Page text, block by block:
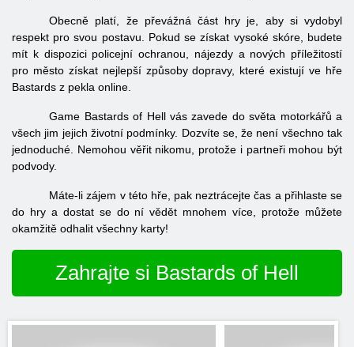
Obecně platí, že převážná část hry je, aby si vydobyl
respekt pro svou postavu. Pokud se získat vysoké skóre, budete
mít k dispozici policejní ochranou, nájezdy a nových příležitostí
pro město získat nejlepší způsoby dopravy, které existují ve hře
Bastards z pekla online.
Game Bastards of Hell vás zavede do světa motorkářů a
všech jim jejich životní podmínky. Dozvíte se, že není všechno tak
jednoduché. Nemohou věřit nikomu, protože i partneři mohou být
podvody.
Máte-li zájem v této hře, pak neztrácejte čas a přihlaste se
do hry a dostat se do ní vědět mnohem více, protože můžete
okamžitě odhalit všechny karty!
Zahrajte si Bastards of Hell